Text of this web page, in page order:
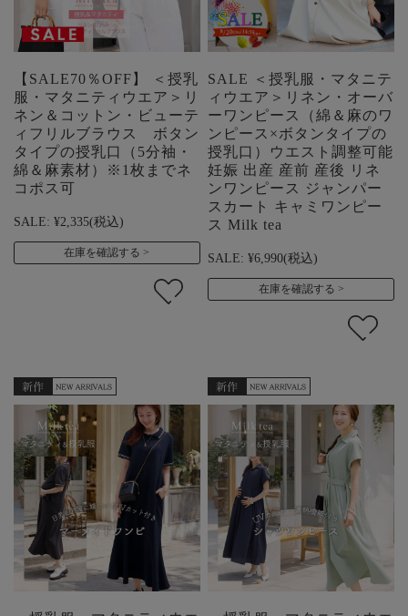
【SALE70％OFF】 ＜授乳
服・マタニティウエア＞リ
ネン＆コットン・ビューテ
ィフリルブラウス ボタン
タイプの授乳口（5分袖・
綿＆麻素材）※1枚までネ
コポス可
SALE: ¥2,335(税込)
在庫を確認する
SALE ＜授乳服・マタニテ
ィウエア＞リネン・オーバ
ーワンピース（綿＆麻のワ
ンピース×ボタンタイプの
授乳口）ウエスト調整可能
妊娠 出産 産前 産後 リネ
ンワンピース ジャンパー
スカート キャミワンピー
ス Milk tea
SALE: ¥6,990(税込)
在庫を確認する